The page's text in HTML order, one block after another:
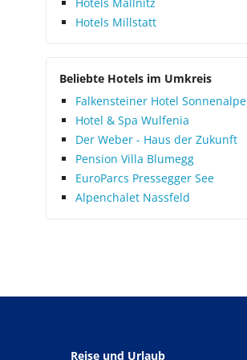
Hotels Millstatt
Beliebte Hotels im Umkreis
Falkensteiner Hotel Sonnenalpe
Hotel & Spa Wulfenia
Der Weber - Haus der Zukunft
Pension Villa Blumegg
EuroParcs Pressegger See
Alpenchalet Nassfeld
Reise und Urlaub